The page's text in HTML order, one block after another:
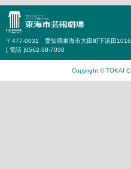
〒477-0031 愛知県東海市大田町下浜田1016
[ 電話 ]0562-38-7030
Copyright © TOKAI